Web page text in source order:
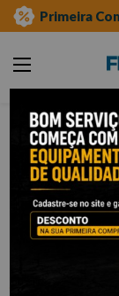
Primeira
ferramentas